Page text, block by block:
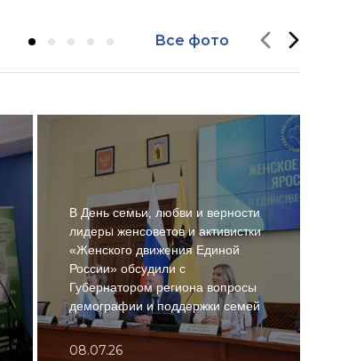
Все фото
В День семьи, любви и верности
лидеры женсоветов и активистки
«Женского движения Единой
России» обсудили с
Губернатором региона вопросы
демографии и поддержки семей
08.07.26